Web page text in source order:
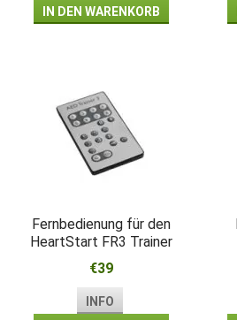
IN DEN WARENKORB
Fernbedienung für den
HeartStart FR3 Trainer
€39
INFO